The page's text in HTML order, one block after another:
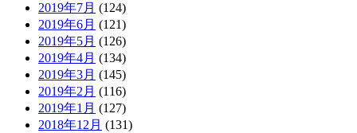
2019年7月 (124)
2019年6月 (121)
2019年5月 (126)
2019年4月 (134)
2019年3月 (145)
2019年2月 (116)
2019年1月 (127)
2018年12月 (131)